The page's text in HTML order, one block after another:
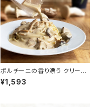
ポルチーニの香り漂う クリーム
ソース
¥1,593